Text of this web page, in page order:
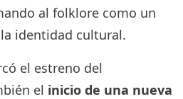
al folklore como un
identidad cultural.
el estreno del
el inicio de una nueva